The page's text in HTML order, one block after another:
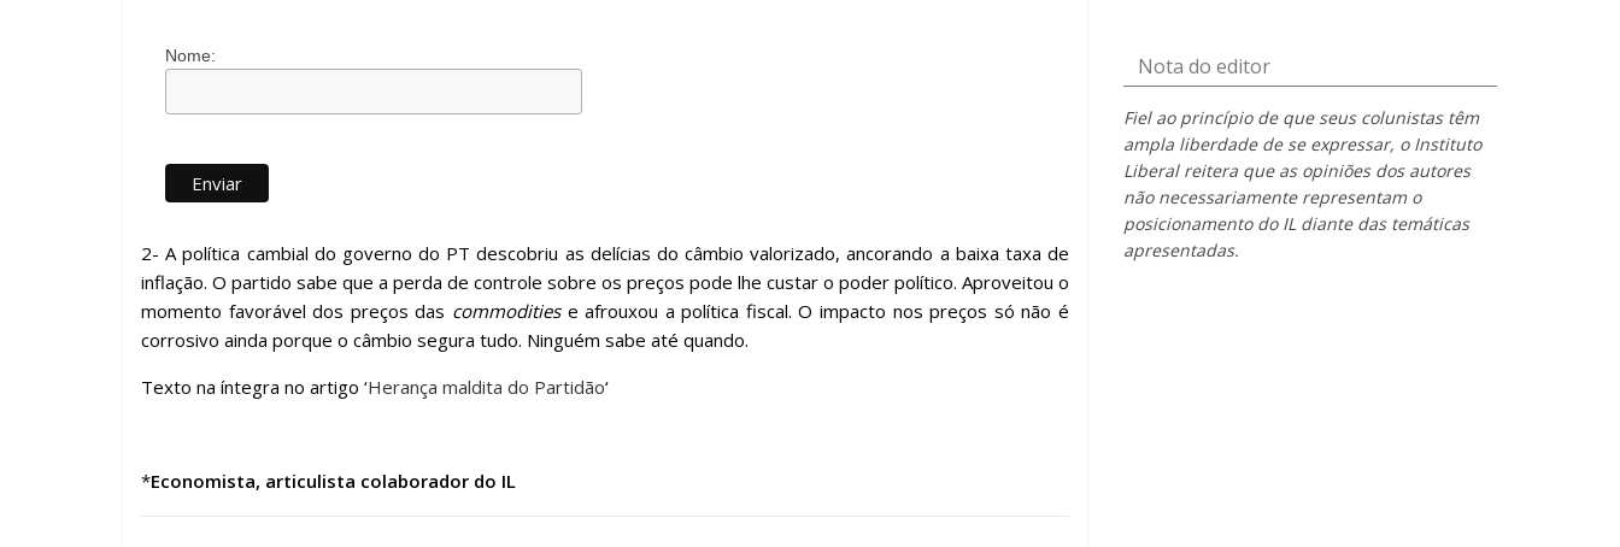
Nome:
2- A política cambial do governo do PT descobriu as delícias do câmbio valorizado, ancorando a baixa taxa de
inflação. O partido sabe que a perda de controle sobre os preços pode lhe custar o poder político. Aproveitou o
momento favorável dos preços das commoditiese afrouxou a política fiscal. O impacto nos preços só não é
corrosivo ainda porque o câmbio segura tudo. Ninguém sabe até quando.
Texto na íntegra no artigo ‘Herança maldita do Partidão‘
*Economista, articulista colaborador do IL
Nota do editor
Fiel ao princípio de que seus colunistas têm
ampla liberdade de se expressar, o Instituto
Liberal reitera que as opiniões dos autores
não necessariamente representam o
posicionamento do IL diante das temáticas
apresentadas.